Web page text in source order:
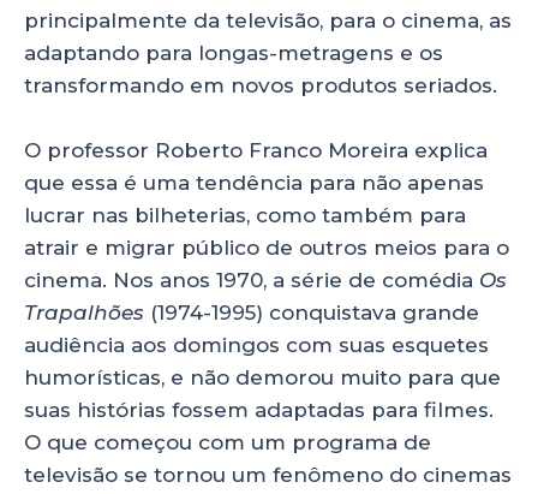
principalmente da televisão, para o cinema, as
adaptando para longas-metragens e os
transformando em novos produtos seriados.
O professor Roberto Franco Moreira explica
que essa é uma tendência para não apenas
lucrar nas bilheterias, como também para
atrair e migrar público de outros meios para o
cinema. Nos anos 1970, a série de comédia Os
Trapalhões (1974-1995) conquistava grande
audiência aos domingos com suas esquetes
humorísticas, e não demorou muito para que
suas histórias fossem adaptadas para filmes.
O que começou com um programa de
televisão se tornou um fenômeno do cinemas